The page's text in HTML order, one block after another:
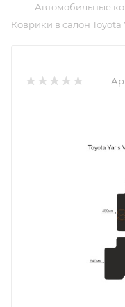
— Автомобильные
Коврики в салон Toyota